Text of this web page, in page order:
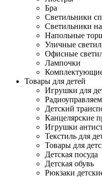
Бра
Светильники
Светильники
Напольные
Уличные
Офисные
Лампочки
Товары для детей
Игрушки для
Детский
Канцелярские
Игрушки
Текстиль для
Товары для
Детская посуда
Детская обувь
Рюкзаки